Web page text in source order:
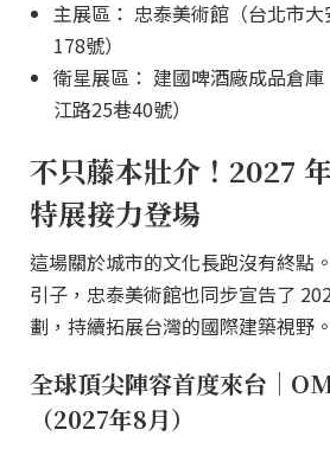
主展區： 忠泰美術館（台北市
178號）
衛星展區： 建國啤酒廠成品倉
江路25巷40號）
不只藤本壯介！2027
特展接力登場
這場關於城市的文化長跑沒有終點
引子，忠泰美術館也同步宣告了
劃，持續拓展台灣的國際建築視野。
全球頂尖陣容首度來台｜
（2027年8月）